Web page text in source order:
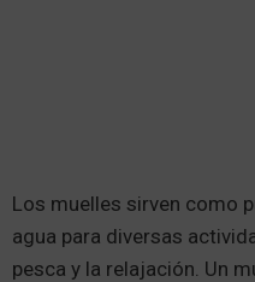
Los muelles sirven como
agua para diversas
pesca y la relajación. Un